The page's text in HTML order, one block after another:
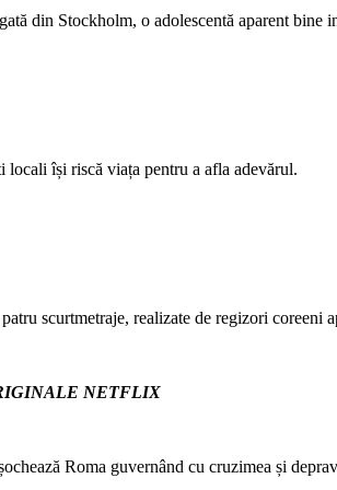
din Stockholm, o adolescentă aparent bine
își riscă viața pentru a afla adevărul.
scurtmetraje, realizate de regizori coreeni
NETFLIX
Roma guvernând cu cruzimea și